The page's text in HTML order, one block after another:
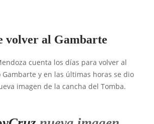
volver al Gambarte
cuenta los días para volver al
Gambarte y en las últimas horas se dio
imagen de la cancha del Tomba.